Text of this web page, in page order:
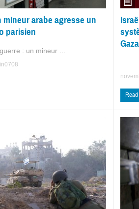
mineur arabe agresse un
parisien
un mineur ...
Gaza